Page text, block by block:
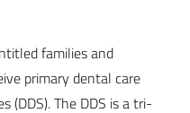
families and
primary dental care
(DDS). The DDS is a tri-